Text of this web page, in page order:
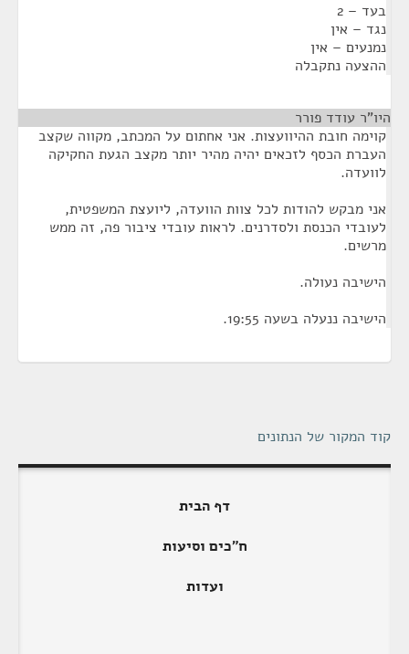
בעד – 2
נגד – אין
נמנעים – אין
ההצעה נתקבלה
היו"ר עודד פורר
קוימה חובת ההיוועצות. אני אחתום על המכתב, מקווה שקצב
העברת הכסף לזכאים יהיה מהיר יותר מקצב הגעת החקיקה
לוועדה.
אני מבקש להודות לכל צוות הוועדה, ליועצת המשפטית,
לעובדי הכנסת ולסדרנים. לראות עובדי ציבור פה, זה ממש
מרשים.
הישיבה נעולה.
הישיבה ננעלה בשעה 19:55.
קוד המקור של הנתונים
דף הבית
ח"כים וסיעות
ועדות